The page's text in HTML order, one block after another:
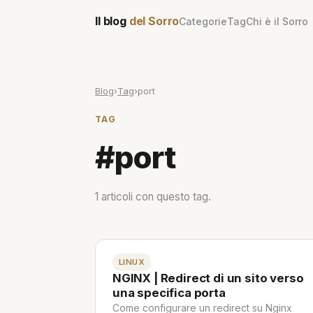
Il blog del SorroCategorieTagChi è il Sorro
Blog›Tag›port
TAG
#port
1 articoli con questo tag.
LINUX
NGINX | Redirect di un sito verso
una specifica porta
Come configurare un redirect su Nginx